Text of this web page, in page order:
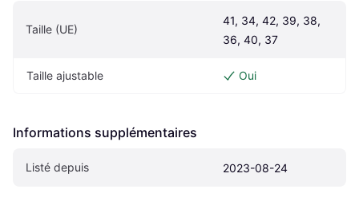
Taille (UE)
41, 34, 42, 39, 38,
36, 40, 37
Taille ajustable Oui
Informations supplémentaires
Listé depuis 2023-08-24